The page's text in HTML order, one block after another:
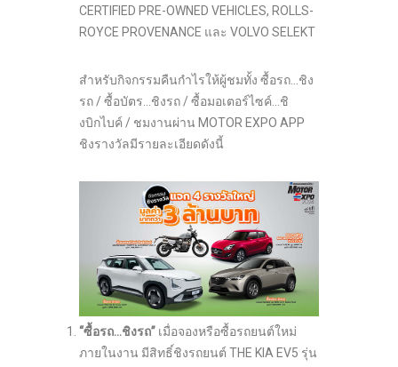
CERTIFIED PRE-OWNED VEHICLES, ROLLS-
ROYCE PROVENANCE และ VOLVO SELEKT
สำหรับกิจกรรมคืนกำไรให้ผู้ชมทั้ง ซื้อรถ…ชิง
รถ / ซื้อบัตร…ชิงรถ / ซื้อมอเตอร์ไซค์…ชิ
งบิกไบค์ / ชมงานผ่าน MOTOR EXPO APP
ชิงรางวัลมีรายละเอียดดังนี้
“ซื้อรถ…ชิงรถ” เมื่อจองหรือซื้อรถยนต์ใหม่
ภายในงาน มีสิทธิ์ชิงรถยนต์ THE KIA EV5 รุ่น